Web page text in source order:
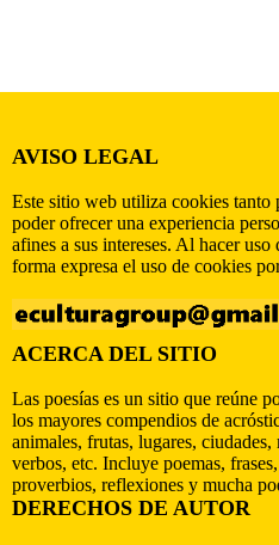
AVISO LEGAL
Este sitio web utiliza cookies tanto
poder ofrecer una experiencia
afines a sus intereses. Al hacer uso
forma expresa el uso de cookies
ACERCA DEL SITIO
Las poesías es un sitio que reúne
los mayores compendios de
animales, frutas, lugares,
verbos, etc. Incluye poemas,
proverbios, reflexiones y mucha
DERECHOS DE AUTOR